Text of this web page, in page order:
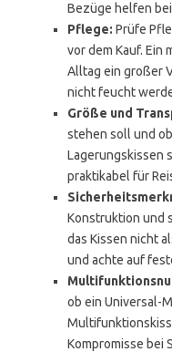
Bezüge helfen
Pflege: Prüfe
vor dem Kauf. Ein
Alltag ein großer
nicht feucht
Größe und
stehen soll und
Lagerungskissen
praktikabel für
Konstruktion und
das Kissen nicht
und achte auf
ob ein Universal-
Kompromisse bei